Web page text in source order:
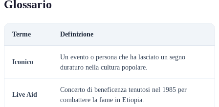
Glossario
Terme Definizione
Iconico
Un evento o persona che ha lasciato un segno
duraturo nella cultura popolare.
Live Aid
Concerto di beneficenza tenutosi nel 1985 per
combattere la fame in Etiopia.